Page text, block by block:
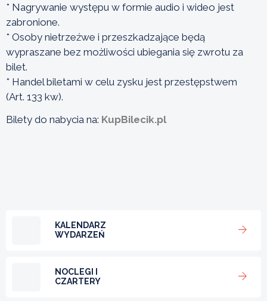
* Nagrywanie występu w formie audio i wideo jest
zabronione.
* Osoby nietrzeźwe i przeszkadzające będą
wypraszane bez możliwości ubiegania się zwrotu za
bilet.
* Handel biletami w celu zysku jest przestępstwem
(Art. 133 kw).
Bilety do nabycia na: KupBilecik.pl
KALENDARZ
WYDARZEŃ
NOCLEGI I
CZARTERY